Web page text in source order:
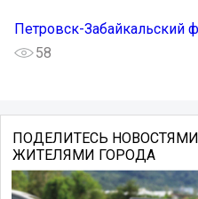
Петровск-Забайкальский
58
ПОДЕЛИТЕСЬ
ЖИТЕЛЯМИ ГОРОДА